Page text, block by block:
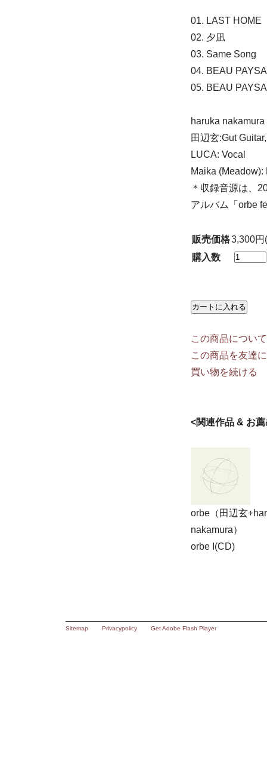
01. LAST HOME
02. 夕凪
03. Same Song
04. BEAU
05. BEAU
haruka
田辺玄:Gut
LUCA: Vocal
Maika (Meadow):
＊収録音源は、
アルバム「orbe
販売価格3,300円
購入数
この商品につい
この商品を友達
買い物を続ける
<関連作品 & お
orbe（田辺玄
nakamura）
orbe I(CD)
Sitemap Privacypolicy Get Adobe Flash Player